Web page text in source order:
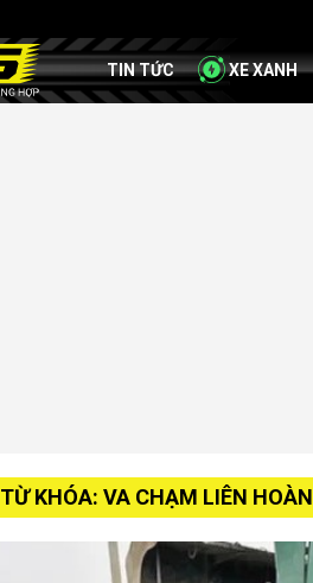
TIN TỨC XE XANH
TỪ KHÓA: VA CHẠM LIÊN HOÀN